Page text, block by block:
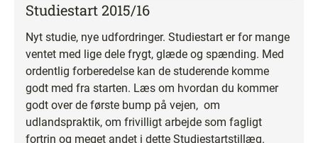
Studiestart 2015/16
Nyt studie, nye udfordringer. Studiestart er for mange
ventet med lige dele frygt, glæde og spænding. Med
ordentlig forberedelse kan de studerende komme
godt med fra starten. Læs om hvordan du kommer
godt over de første bump på vejen, om
udlandspraktik, om frivilligt arbejde som fagligt
fortrin og meget andet i dette Studiestartstillæg.